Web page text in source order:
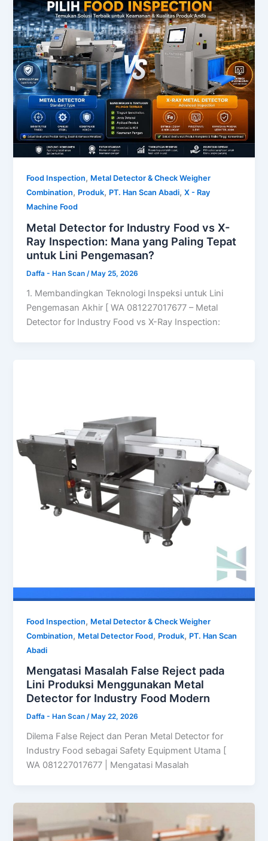
Food Inspection, Metal Detector & Check Weigher
Combination, Produk, PT. Han Scan Abadi,X - Ray
Machine Food
Metal Detector for Industry Food vs X-
Ray Inspection: Mana yang Paling Tepat
untuk Lini Pengemasan?
Daffa - Han Scan/ May 25, 2026
1. Membandingkan Teknologi Inspeksi untuk Lini
Pengemasan Akhir [ WA 081227017677 – Metal
Detector for Industry Food vs X-Ray Inspection:
Food Inspection, Metal Detector & Check Weigher
Combination, Metal Detector Food, Produk, PT. Han Scan
Abadi
Mengatasi Masalah False Reject pada
Lini Produksi Menggunakan Metal
Detector for Industry Food Modern
Daffa - Han Scan/ May 22, 2026
Dilema False Reject dan Peran Metal Detector for
Industry Food sebagai Safety Equipment Utama [
WA 081227017677 | Mengatasi Masalah